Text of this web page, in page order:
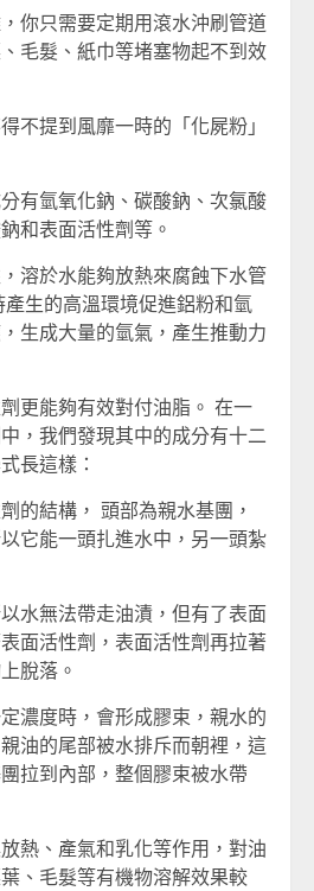
你只需要定期用滾水沖刷管道
毛髮、紙巾等堵塞物起不到效
不提到風靡一時的「化屍粉」
有氫氧化鈉、碳酸鈉、次氯酸
和表面活性劑等。
溶於水能夠放熱來腐蝕下水管
生的高溫環境促進鋁粉和氫
生成大量的氫氣，產生推動力
更能夠有效對付油脂。 在一
，我們發現其中的成分有十二
長這樣：
的結構， 頭部為親水基團，
它能一頭扎進水中，另一頭紮
水無法帶走油漬，但有了表面
面活性劑，表面活性劑再拉著
脫落。
濃度時，會形成膠束，親水的
油的尾部被水排斥而朝裡，這
拉到內部，整個膠束被水帶
熱、產氣和乳化等作用，對油
、毛髮等有機物溶解效果較